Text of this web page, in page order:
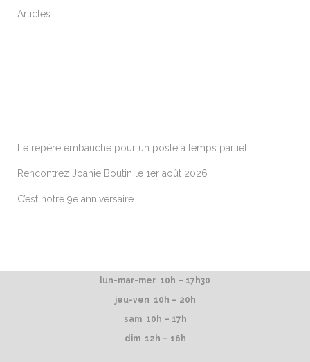
Articles
Le repère embauche pour un poste à temps partiel
Rencontrez Joanie Boutin le 1er août 2026
C’est notre 9e anniversaire
lun-mar-mer 10h – 17h30
jeu-ven 10h – 20h
sam 10h – 17h
dim 12h – 16h